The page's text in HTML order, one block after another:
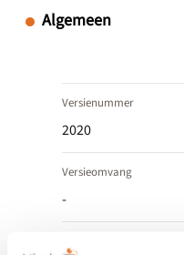
Algemeen
Versienummer
2020
Versieomvang
-